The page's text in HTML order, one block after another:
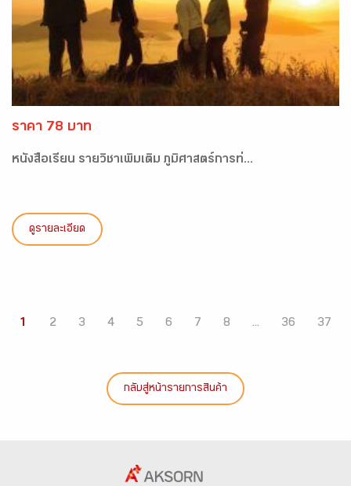
ราคา 78 บาท
หนังสือเรียน รายวิชาเพิ่มเติม ภูมิศาสตร์การท่...
ดูรายละเอียด
1 2 3 4 5 6 7 8 ... 36 37
กลับสู่หน้ารายการสินค้า